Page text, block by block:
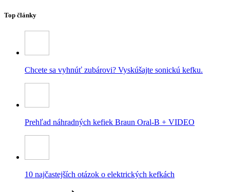
Top články
Chcete sa vyhnúť zubárovi? Vyskúšajte sonickú kefku.
Prehľad náhradných kefiek Braun Oral-B + VIDEO
10 najčastejších otázok o elektrických kefkách